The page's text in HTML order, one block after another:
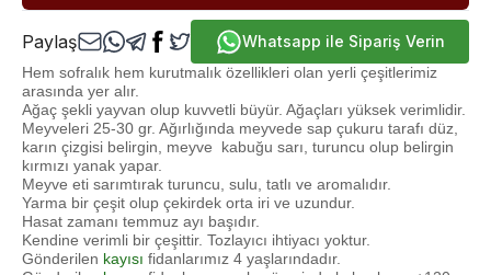
Paylaş Whatsapp ile Sipariş Verin
Hem sofralık hem kurutmalık özellikleri olan yerli çeşitlerimiz
arasında yer alır.
Ağaç şekli yayvan olup kuvvetli büyür. Ağaçları yüksek verimlidir.
Meyveleri 25-30 gr. Ağırlığında meyvede sap çukuru tarafı düz,
karın çizgisi belirgin, meyve kabuğu sarı, turuncu olup belirgin
kırmızı yanak yapar.
Meyve eti sarımtırak turuncu, sulu, tatlı ve aromalıdır.
Yarma bir çeşit olup çekirdek orta iri ve uzundur.
Hasat zamanı temmuz ayı başıdır.
Kendine verimli bir çeşittir. Tozlayıcı ihtiyacı yoktur.
Gönderilen kayısı fidanlarımız 4 yaşlarındadır.